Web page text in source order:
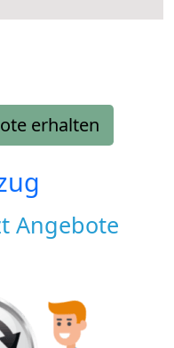
erhalten
Angebote